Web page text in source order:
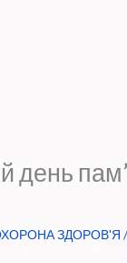
день
ЗДОРОВ'Я